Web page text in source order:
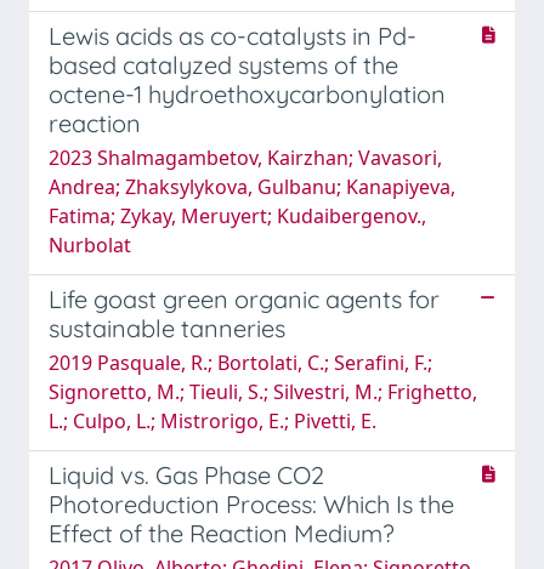
Lewis acids as co-catalysts in Pd-
based catalyzed systems of the
octene-1 hydroethoxycarbonylation
reaction
2023 Shalmagambetov, Kairzhan; Vavasori,
Andrea; Zhaksylykova, Gulbanu; Kanapiyeva,
Fatima; Zykay, Meruyert; Kudaibergenov.,
Nurbolat
Life goast green organic agents for
sustainable tanneries
2019 Pasquale, R.; Bortolati, C.; Serafini, F.;
Signoretto, M.; Tieuli, S.; Silvestri, M.; Frighetto,
L.; Culpo, L.; Mistrorigo, E.; Pivetti, E.
Liquid vs. Gas Phase CO2
Photoreduction Process: Which Is the
Effect of the Reaction Medium?